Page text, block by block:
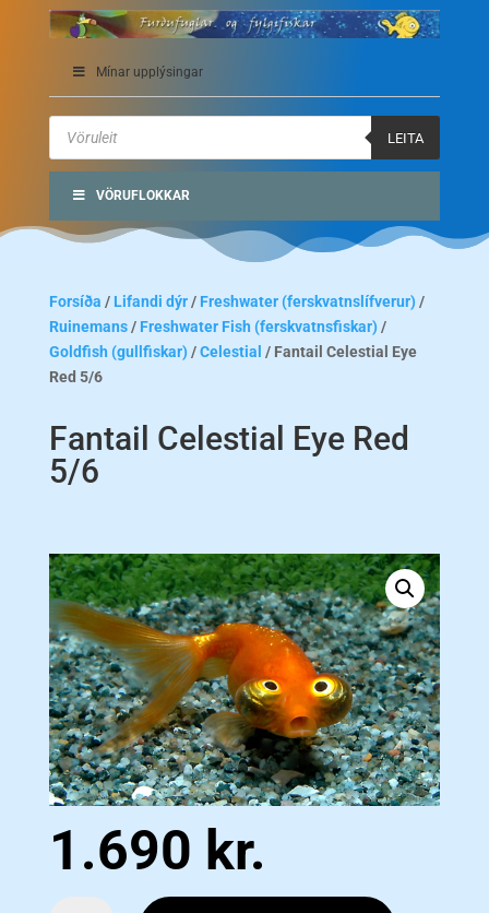
Mínar upplýsingar
Products
search
LEITA
VÖRUFLOKKAR
Forsíða / Lifandi dýr/ Freshwater (ferskvatnslífverur) /
Ruinemans/ Freshwater Fish (ferskvatnsfiskar) /
Goldfish (gullfiskar) /Celestial / Fantail Celestial Eye
Red 5/6
Fantail Celestial Eye Red
5/6
1.690 kr.